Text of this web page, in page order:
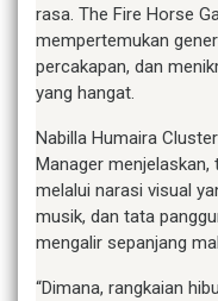
rasa. The Fire Horse
mempertemukan
percakapan, dan
yang hangat.
Nabilla Humaira
Manager
melalui narasi visual
musik, dan tata
mengalir sepanjang
“Dimana, rangkaian